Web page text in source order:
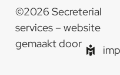
©2026 Secreterial
services – website
gemaakt door